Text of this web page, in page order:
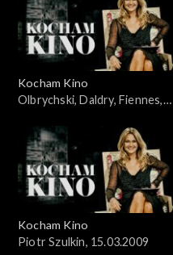
Kocham Kino
Olbrychski, Daldry, Fiennes,
Kocham Kino
Piotr Szulkin, 15.03.2009